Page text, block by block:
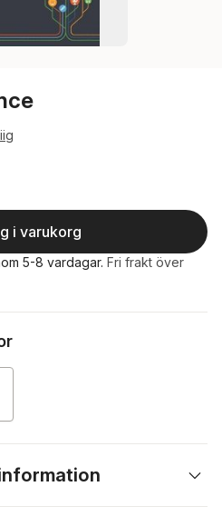
i varukorg
5-8 vardagar. Fri frakt över